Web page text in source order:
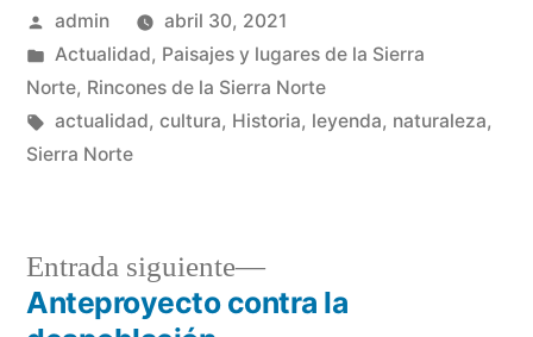
Publicado
por
admin
abril 30, 2021
Publicado
en
Actualidad, Paisajes y lugares de la Sierra
Norte, Rincones de la Sierra Norte
Etiquetas:
actualidad, cultura, Historia, leyenda, naturaleza,
Sierra Norte
Entrada siguiente
Entrada
siguiente:
Anteproyecto contra la